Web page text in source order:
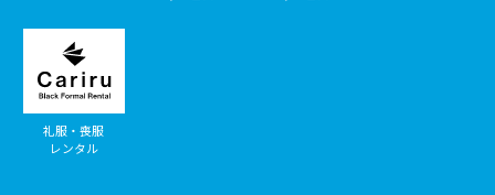
礼服・喪服
レンタル